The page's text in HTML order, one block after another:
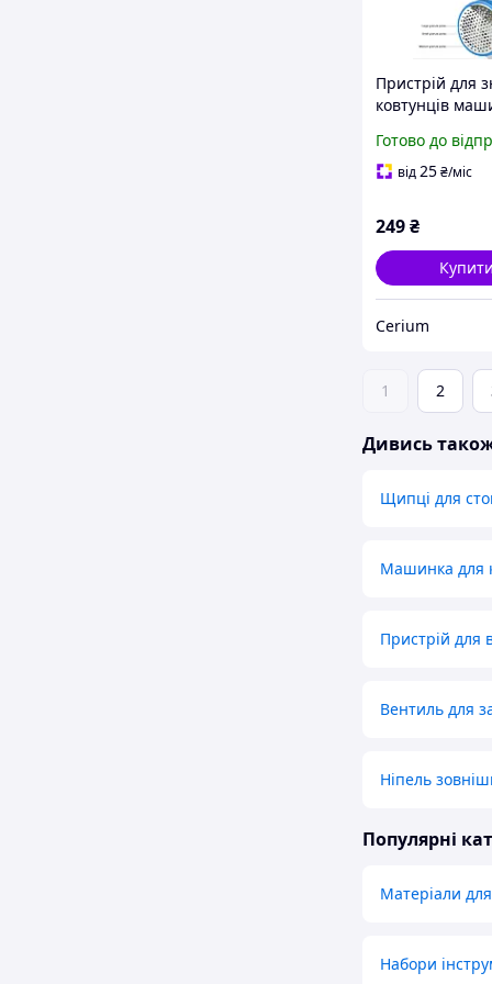
Пристрій для
ковтунців
220В засіб для
ковтунців
Готово до
від25₴/міс
249₴
Cerium
1 2
Дивись
Щипці для
Машинка для
Пристрій для
Вентиль для
Ніпель
Популярні
Матеріали
Набори